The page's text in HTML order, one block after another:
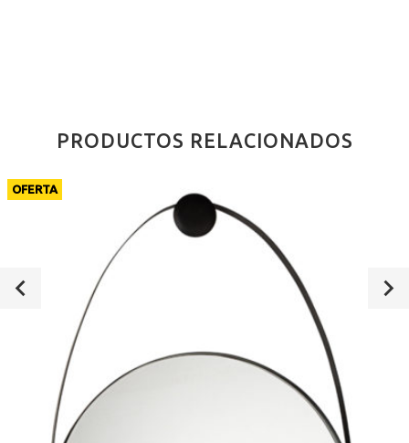
PRODUCTOS RELACIONADOS
OFERTA